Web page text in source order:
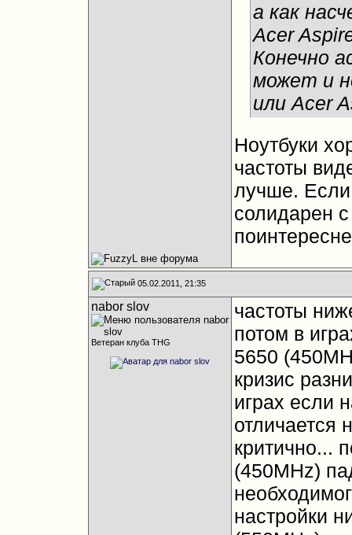
а как
Acer
Конечно
может и
или Acer
Ноутбуки
частоты
лучше. Если
солидарен
05.02.2011, 21:35
nabor slov
Ветеран клуба THG
частоты
потом в
5650
кризис
играх если
отличается
критично...
(450MHz)
настройки